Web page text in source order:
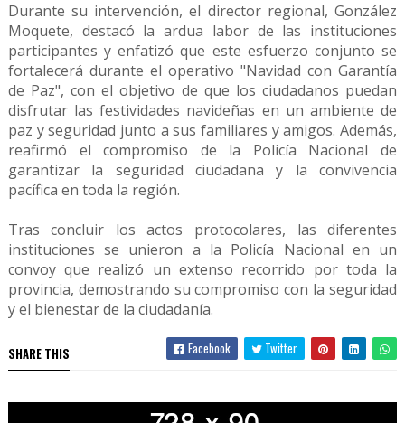
Durante su intervención, el director regional, González
Moquete, destacó la ardua labor de las instituciones
participantes y enfatizó que este esfuerzo conjunto se
fortalecerá durante el operativo "Navidad con Garantía
de Paz", con el objetivo de que los ciudadanos puedan
disfrutar las festividades navideñas en un ambiente de
paz y seguridad junto a sus familiares y amigos. Además,
reafirmó el compromiso de la Policía Nacional de
garantizar la seguridad ciudadana y la convivencia
pacífica en toda la región.
Tras concluir los actos protocolares, las diferentes
instituciones se unieron a la Policía Nacional en un
convoy que realizó un extenso recorrido por toda la
provincia, demostrando su compromiso con la seguridad
y el bienestar de la ciudadanía.
SHARE THIS Facebook Twitter